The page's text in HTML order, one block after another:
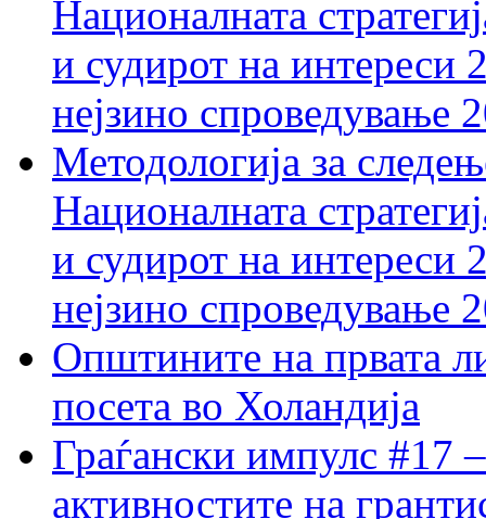
Националната
и судирот на интереси
нејзино спроведување
Методологија за
Националната
и судирот на интереси
нејзино спроведување
Општините на првата
посета во Холандија
Граѓански импулс #17
активностите на